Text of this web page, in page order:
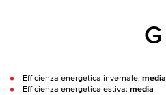
G
Efficienza energetica invernale: media
Efficienza energetica estiva: media